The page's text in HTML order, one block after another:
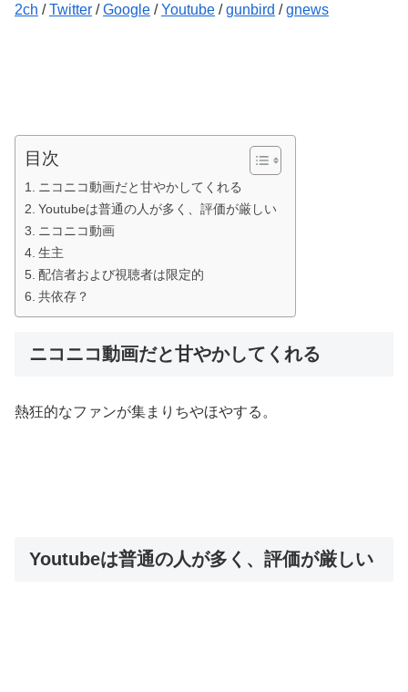
2ch /Twitter /Google /Youtube /gunbird /gnews
目次
ニコニコ動画だと甘やかしてくれる
Youtubeは普通の人が多く、評価が厳しい
ニコニコ動画
生主
配信者および視聴者は限定的
共依存？
ニコニコ動画だと甘やかしてくれる
熱狂的なファンが集まりちやほやする。
Youtubeは普通の人が多く、評価が厳しい